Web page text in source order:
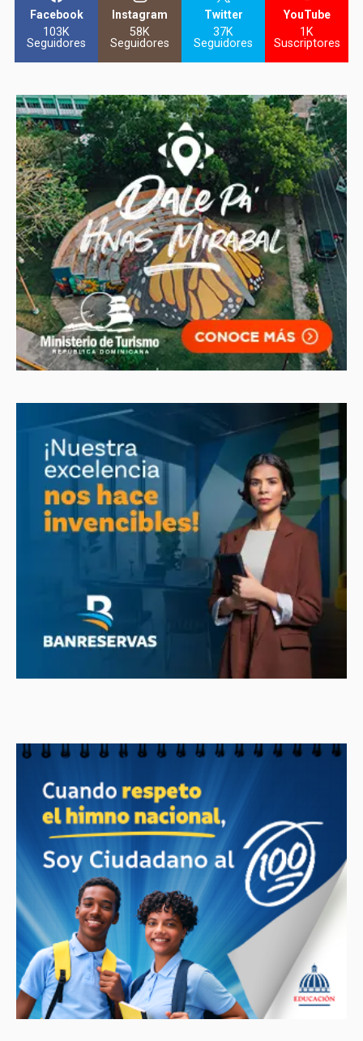
Facebook
103K
Seguidores
Instagram
58K
Seguidores
Twitter
37K
Seguidores
YouTube
1K
Suscriptores